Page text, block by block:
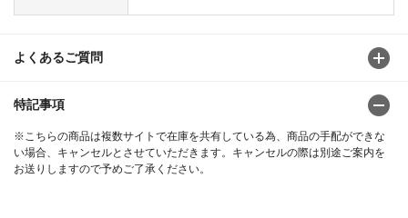
よくあるご質問
特記事項
※こちらの商品は複数サイトで在庫を共有している為、商品の手配ができな
い場合、キャンセルとさせていただきます。キャンセルの際は別途ご案内を
お送りしますので予めご了承ください。